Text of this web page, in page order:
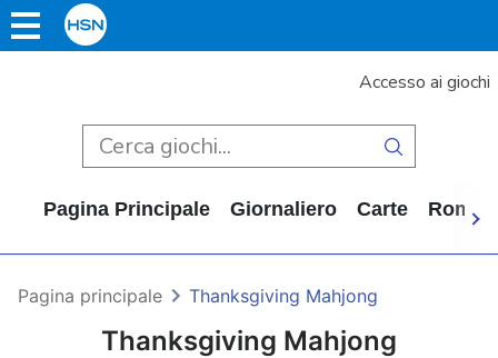
Accesso ai giochi
Pagina Principale Giornaliero Carte
Thanksgiving Mahjong
Pagina principale Thanksgiving Mahjong